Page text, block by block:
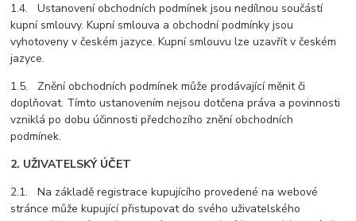
1.4. Ustanovení obchodních podmínek jsou nedílnou součástí
kupní smlouvy. Kupní smlouva a obchodní podmínky jsou
vyhotoveny v českém jazyce. Kupní smlouvu lze uzavřít v českém
jazyce.
1.5. Znění obchodních podmínek může prodávající měnit či
doplňovat. Tímto ustanovením nejsou dotčena práva a povinnosti
vzniklá po dobu účinnosti předchozího znění obchodních
podmínek.
2. UŽIVATELSKÝ ÚČET
2.1. Na základě registrace kupujícího provedené na webové
stránce může kupující přistupovat do svého uživatelského